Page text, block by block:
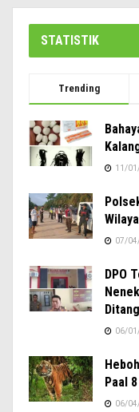
STATISTIK
Trending
11/
07/
DPO
06/
Paal
06/